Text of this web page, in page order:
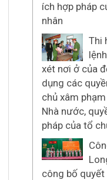
ích hợp pháp
nhân
Thi
xét nơi ở của
dụng các
chủ xâm
Nhà nước,
pháp của tổ
công bố